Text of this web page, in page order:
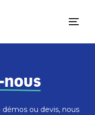
ou devis, nous